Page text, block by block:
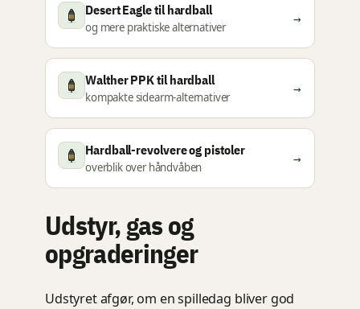
Desert Eagle til hardball
og mere praktiske alternativer
→
Walther PPK til hardball
kompakte sidearm-alternativer
→
Hardball-revolvere og pistoler
overblik over håndvåben
→
Udstyr, gas og
opgraderinger
Udstyret afgør, om en spilledag bliver god